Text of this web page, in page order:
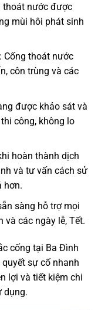
thoát nước được
mùi hôi phát sinh
Cống thoát nước
côn trùng và các
được khảo sát và
công, không lo
hoàn thành dịch
và tư vấn cách sử
hơn.
sàng hỗ trợ mọi
và các ngày lễ, Tết.
cống tại Ba Đình
sự cố nhanh
lợi và tiết kiệm chi
dụng.